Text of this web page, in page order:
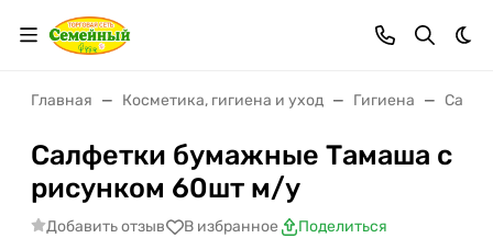
Главная Косметика, гигиена и уход Гигиена
Салфетки бумажные Тамаша с
рисунком 60шт м/у
Добавить отзыв В избранное Поделиться